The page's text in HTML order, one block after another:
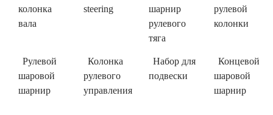
колонка
вала
steering
шарнир
рулевого
тяга
рулевой
колонки
Рулевой
шаровой
шарнир
Колонка
рулевого
управления
Набор для
подвески
Концевой
шаровой
шарнир